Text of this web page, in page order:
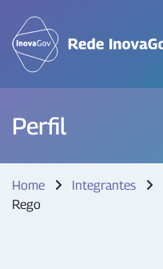
Perfil
Home Integrantes
Rego